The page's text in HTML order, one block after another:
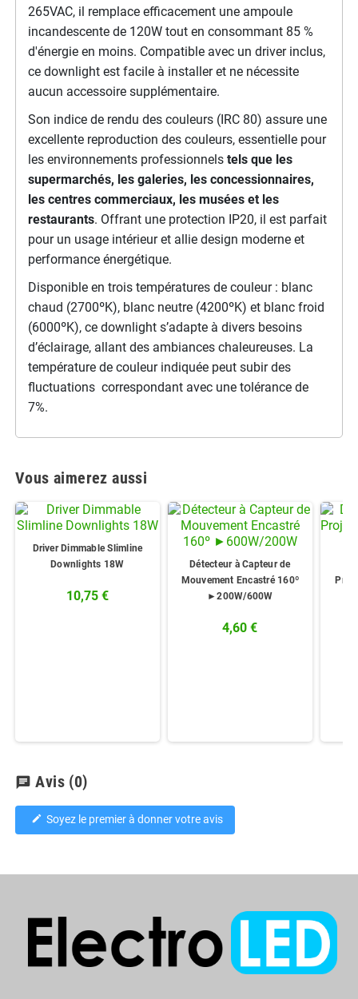
265VAC, il remplace efficacement une ampoule
incandescente de 120W tout en consommant 85 %
d'énergie en moins. Compatible avec un driver inclus,
ce downlight est facile à installer et ne nécessite
aucun accessoire supplémentaire.
Son indice de rendu des couleurs (IRC 80) assure une
excellente reproduction des couleurs, essentielle pour
les environnements professionnelstels que les
supermarchés, les galeries, les concessionnaires,
les centres commerciaux, les musées et les
restaurants. Offrant une protection IP20, il est parfait
pour un usage intérieur et allie design moderne et
performance énergétique.
Disponible en trois températures de couleur : blanc
chaud (2700ºK), blanc neutre (4200ºK) et blanc froid
(6000ºK), ce downlight s’adapte à divers besoins
d’éclairage, allant des ambiances chaleureuses. La
température de couleur indiquée peut subir des
fluctuations correspondant avec une tolérance de
7%.
Vous aimerez aussi
Driver Dimmable Slimline
Downlights 18W
10,75 €
Détecteur à Capteur de
Mouvement Encastré 160º
►200W/600W
4,60 €
chat Avis (0)
edit Soyez le premier à donner votre avis